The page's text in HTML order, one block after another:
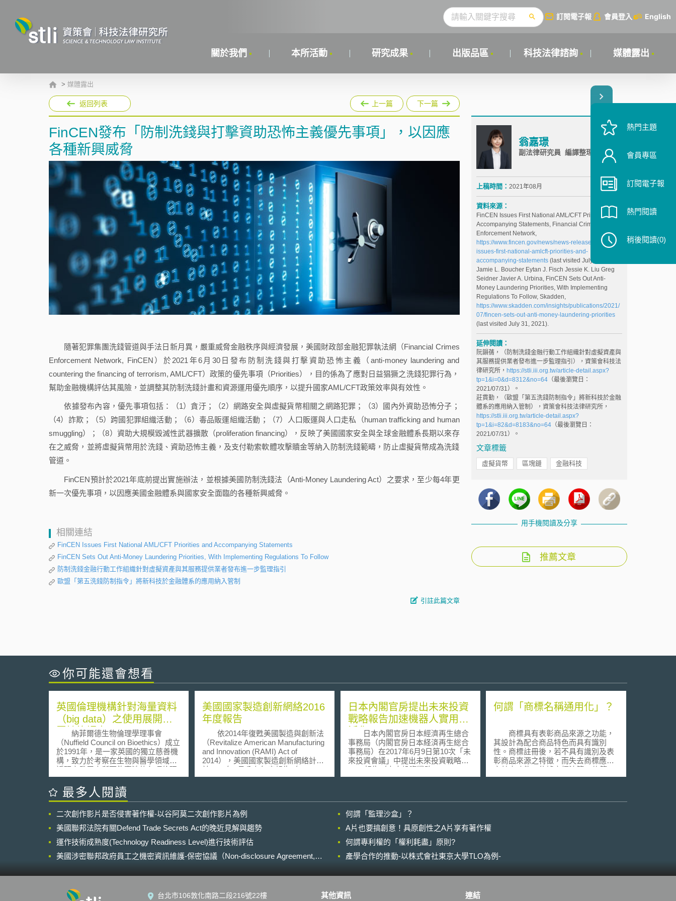
訂閱電子報 會員登入 English
關於我們 本所活動 研究成果 出版品區 科技法律諮詢 媒體露出
> 媒體露出
返回列表 上一篇 下一篇
FinCEN發布「防制洗錢與打擊資助恐怖主義優先事項」，以因應
各種新興威脅
隨著犯罪集團洗錢管道與手法日新月異，嚴重威脅金融秩序與經濟發展，美國財政部金融犯罪執法網（Financial Crimes
Enforcement Network, FinCEN）於2021年6月30日發布防制洗錢與打擊資助恐怖主義（anti-money laundering and
countering the financing of terrorism, AML/CFT）政策的優先事項（Priorities），目的係為了應對日益猖獗之洗錢犯罪行為，
幫助金融機構評估其風險，並調整其防制洗錢計畫和資源運用優先順序，以提升國家AML/CFT政策效率與有效性。
依據發布內容，優先事項包括：（1）貪汙；（2）網路安全與虛擬貨幣相關之網路犯罪；（3）國內外資助恐怖分子；
（4）詐欺；（5）跨國犯罪組織活動；（6）毒品販運組織活動；（7）人口販運與人口走私（human trafficking and human
smuggling）；（8）資助大規模毀滅性武器擴散（proliferation financing），反映了美國國家安全與全球金融體系長期以來存
在之威脅，並將虛擬貨幣用於洗錢、資助恐怖主義，及支付勒索軟體攻擊贖金等納入防制洗錢範疇，防止虛擬貨幣成為洗錢
管道。
FinCEN預計於2021年底前提出實施辦法，並根據美國防制洗錢法（Anti-Money Laundering Act）之要求，至少每4年更
新一次優先事項，以因應美國金融體系與國家安全面臨的各種新興威脅。
相關連結
FinCEN Issues First National AML/CFT Priorities and Accompanying Statements
FinCEN Sets Out Anti-Money Laundering Priorities, With Implementing Regulations To Follow
防制洗錢金融行動工作組織針對虛擬資產與其服務提供業者發布進一步監理指引
歐盟「第五洗錢防制指令」將新科技於金融體系的應用納入管制
引註此篇文章
翁嘉璟
副法律研究員 編譯整理
上稿時間： 2021年08月
資料來源：
FinCEN Issues First National AML/CFT Priorities and
Accompanying Statements, Financial Crimes
Enforcement Network,
https://www.fincen.gov/news/news-releases/fincen-
issues-first-national-amlcft-priorities-and-
accompanying-statements(last visited July 31, 2021).
Jamie L. Boucher Eytan J. Fisch Jessie K. Liu Greg
Seidner Javier A. Urbina, FinCEN Sets Out Anti-
Money Laundering Priorities, With Implementing
Regulations To Follow, Skadden,
https://www.skadden.com/insights/publications/2021/
07/fincen-sets-out-anti-money-laundering-priorities
(last visited July 31, 2021).
延伸閱讀：
阮韻蒨，（防制洗錢金融行動工作組織針對虛擬資產與
其服務提供業者發布進一步監理指引），資策會科技法
律研究所， https://stli.iii.org.tw/article-detail.aspx?
tp=1&i=0&d=8312&no=64（最後瀏覽日：
2021/07/31）。
莊貫勤，（歐盟「第五洗錢防制指令」將新科技於金融
體系的應用納入管制），資策會科技法律研究所，
https://stli.iii.org.tw/article-detail.aspx?
tp=1&i=82&d=8183&no=64（最後瀏覽日：
2021/07/31）。
文章標籤
虛擬貨幣 區塊鏈 金融科技
用手機閱讀及分享
推薦文章
你可能還會想看
英國倫理機構針對海量資料
（big data）之使用展開公
眾諮詢調查
納菲爾德生物倫理學理事會
（Nuffield Council on Bioethics）成立
於1991年，是一家英國的獨立慈善機
構，致力於考察在生物與醫學領域新
近研究發展中所可能牽涉的各項倫理
議題。由該理事會所發表的報告極具
影響力，往往成為官方在政策決策時
之依據。 有鑑於近年big data與
生物醫學研究中引起廣泛的爭議討
論，此間雖然不乏學者論理著述，但
對社會層面的實質影響卻較少實證調
查研究。Nuffield Council on Bioethics
於日前發布一項為期三個月
（2013/10/17～2014/01/10）的生物
計畫（The linking and use of
biological and health data – Open
consultation）。此項計畫之目的在
美國國家製造創新網絡2016
年度報告
依2014年復甦美國製造與創新法
（Revitalize American Manufacturing
and Innovation (RAMI) Act of
2014），美國國家製造創新網絡計畫
於2016年2月公布年度報告（Annual
Report）。國家製造創新網絡計畫的
technology transition）挑戰。 國
家製造創新網絡計畫的關鍵核心之
一，是連結創新與製造，而「研發機
構」（Institute）在這當中扮演最為關
鍵的角色。此所稱之研發機構，係指
2013年「國家製造創新網絡先期規
國製造與創新法（RAMI Act of
創新中心」（center for
日本內閣官房提出未來投資
戰略報告加速機器人實用及
活化
日本內閣官房日本經濟再生總合
事務局（内閣官房日本経済再生総合
事務局）在2017年6月9日第10次「未
來投資會議」中提出未來投資戰略
2017報告（未来投資戦略
2017~Society 5.0 の実現に向けた改
（IOT）、大數據（BIG DATA）、人
工智慧（AI）等提出成果及未來計
畫。 機器人加速實用化：首先，
機器人廣泛利用在商業設施、機場等
日常生活空間，於2016年9月羽田機
場設置機器人實驗室「Haneda
務並補充勞動力。有關打掃清潔、協
進行實證實驗。而路面協助行走型機
何謂「商標名稱通用化」？
商標具有表彰商品來源之功能，
其設計為配合商品特色而具有識別
性。商標註冊後，若不具有識別及表
彰商品來源之特徵，而失去商標應有
之基本功能，依據商標法第63條第4
款，不具識別性之商標，無法主張商
計商標時，有意使用社會大眾熟悉之
名稱作為商標，也有可能非商標權利
容易流於通用化。例如，「可樂
最多人閱讀
二次創作影片是否侵害著作權-以谷阿莫二次創作影片為例
何謂「監理沙盒」？
美國聯邦法院有關Defend Trade Secrets Act的晚近見解與趨勢
A片也要搞創意！具原創性之A片享有著作權
運作技術成熟度(Technology Readiness Level)進行技術評估
何謂專利權的「權利耗盡」原則?
美國涉密聯邦政府員工之機密資訊維護-保密協議（Non-disclosure Agreement,
產學合作的推動-以株式會社東京大學TLO為例-
台北市106敦化南路二段216號22樓 其他資訊 連結
熱門主題
會員專區
訂閱電子報
熱門閱讀
稍後閱讀(0)